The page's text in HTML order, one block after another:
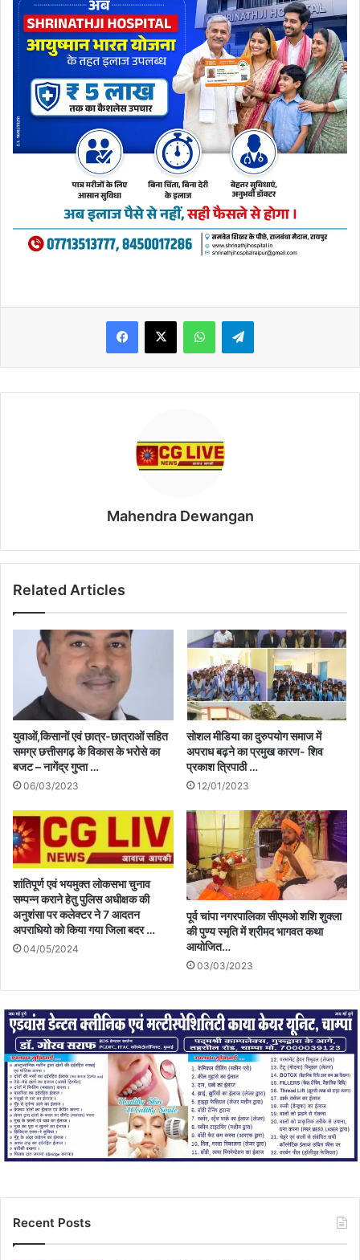
WhatsAppTelegram
Mahendra Dewangan
Related Articles
युवाओं,किसानों एवं छात्र-छात्राओं सहित
समग्र छत्तीसगढ़ के विकास के भरोसे का
बजट – नागेंद्र गुप्ता …
06/03/2023
सोशल मीडिया का दुरुपयोग समाज में
अपराध बढ़ने का प्रमुख कारण- शिव
प्रकाश त्रिपाठी …
12/01/2023
शांतिपूर्ण एवं भयमुक्त लोकसभा चुनाव
सम्पन्न कराने हेतु पुलिस अधीक्षक की
अनुशंसा पर कलेक्टर ने 7 आदतन
अपराधियो को किया गया जिला बदर …
04/05/2024
पूर्व चांपा नगरपालिका सीएमओ शशि शुक्ला
की पुण्य स्मृति में श्रीमद भागवत कथा
आयोजित…
03/03/2023
Recent Posts